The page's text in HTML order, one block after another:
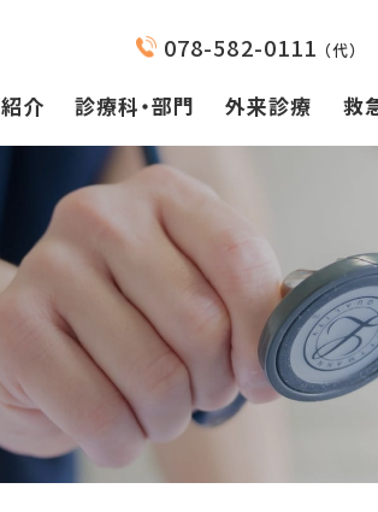
078-582-0111 （代）
介 診療科・部門 外来診療 救